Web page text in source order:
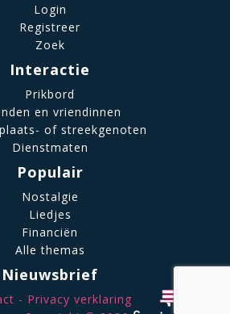
Login
Registreer
Zoek
Interactie
Prikbord
en vriendinnen
of streekgenoten
Dienstmaten
Populair
Nostalgie
Liedjes
Financiën
Alle themas
Nieuwsbrief
Privacy verklaring